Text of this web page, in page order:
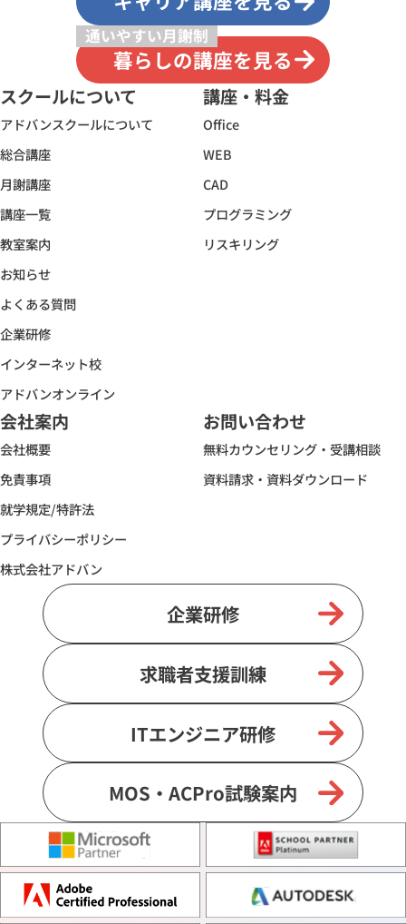
通いやすい月謝制
暮らしの講座を見る
スクールについて
アドバンスクールについて
総合講座
月謝講座
講座一覧
教室案内
お知らせ
よくある質問
企業研修
インターネット校
アドバンオンライン
講座・料金
Office
WEB
CAD
プログラミング
リスキリング
会社案内
会社概要
免責事項
就学規定/特許法
プライバシーポリシー
株式会社アドバン
お問い合わせ
無料カウンセリング・受講相談
資料請求・資料ダウンロード
企業研修
求職者支援訓練
ITエンジニア研修
MOS・ACPro試験案内